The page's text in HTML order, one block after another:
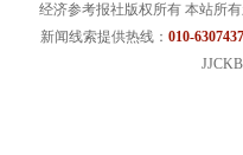
经济参考报社版权所有 本站所
新闻线索提供热线： 010-